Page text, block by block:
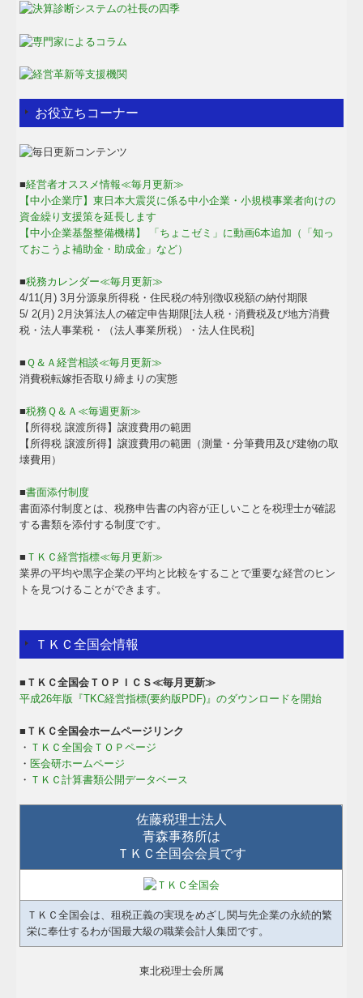
お役立ちコーナー
■経営者オススメ情報≪毎月更新≫
【中小企業庁】東日本大震災に係る中小企業・小規模事業者向けの
資金繰り支援策を延長します
【中小企業基盤整備機構】 「ちょこゼミ」に動画6本追加（「知っ
ておこうよ補助金・助成金」など）
■税務カレンダー≪毎月更新≫
4/11(月) 3月分源泉所得税・住民税の特別徴収税額の納付期限
5/ 2(月) 2月決算法人の確定申告期限[法人税・消費税及び地方消費
税・法人事業税・（法人事業所税）・法人住民税]
■ Ｑ＆Ａ経営相談≪毎月更新≫
消費税転嫁拒否取り締まりの実態
■税務Ｑ＆Ａ≪毎週更新≫
【所得税 譲渡所得】譲渡費用の範囲
【所得税 譲渡所得】譲渡費用の範囲（測量・分筆費用及び建物の取
壊費用）
■書面添付制度
書面添付制度とは、税務申告書の内容が正しいことを税理士が確認
する書類を添付する制度です。
■ ＴＫＣ経営指標≪毎月更新≫
業界の平均や黒字企業の平均と比較をすることで重要な経営のヒン
トを見つけることができます。
ＴＫＣ全国会情報
■ＴＫＣ全国会ＴＯＰＩＣＳ≪毎月更新≫
平成26年版『TKC経営指標(要約版PDF)』のダウンロードを開始
■ＴＫＣ全国会ホームページリンク
・ ＴＫＣ全国会ＴＯＰページ
・ 医会研ホームページ
・ ＴＫＣ計算書類公開データベース
佐藤税理士法人
青森事務所は
ＴＫＣ全国会会員です
ＴＫＣ全国会は、租税正義の実現をめざし関与先企業の永続的繁
栄に奉仕するわが国最大級の職業会計人集団です。
東北税理士会所属